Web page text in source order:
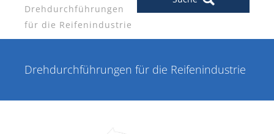
Drehdurchführungen
für die Reifenindustrie
Drehdurchführungen für die Reifenindustrie